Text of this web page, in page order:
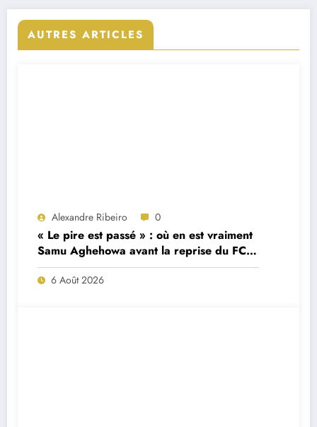
AUTRES ARTICLES
Alexandre Ribeiro 0
« Le pire est passé » : où en est vraiment
Samu Aghehowa avant la reprise du FC
Porto ?
6 Août 2026